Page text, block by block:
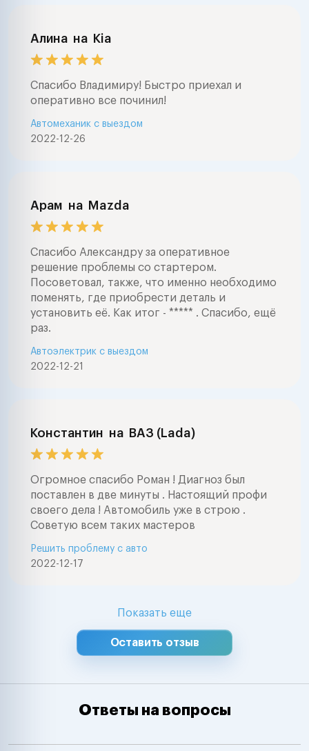
Алина на Kia
Спасибо Владимиру! Быстро приехал и
оперативно все починил!
2022-12-26
Автомеханик с выездом
Арам на Mazda
Спасибо Александру за оперативное
решение проблемы со стартером.
Посоветовал, также, что именно необходимо
поменять, где приобрести деталь и
установить её. Как итог - ***** . Спасибо, ещё
раз.
2022-12-21
Автоэлектрик с выездом
Константин на ВАЗ (Lada)
Огромное спасибо Роман ! Диагноз был
поставлен в две минуты . Настоящий профи
своего дела ! Автомобиль уже в строю .
Советую всем таких мастеров
2022-12-17
Решить проблему с авто
Показать еще
Оставить отзыв
Ответы на вопросы